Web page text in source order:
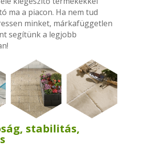
ma a piacon. Ha nem tud
minket, márkafüggetlen
segítünk a legjobb
stabilitás,